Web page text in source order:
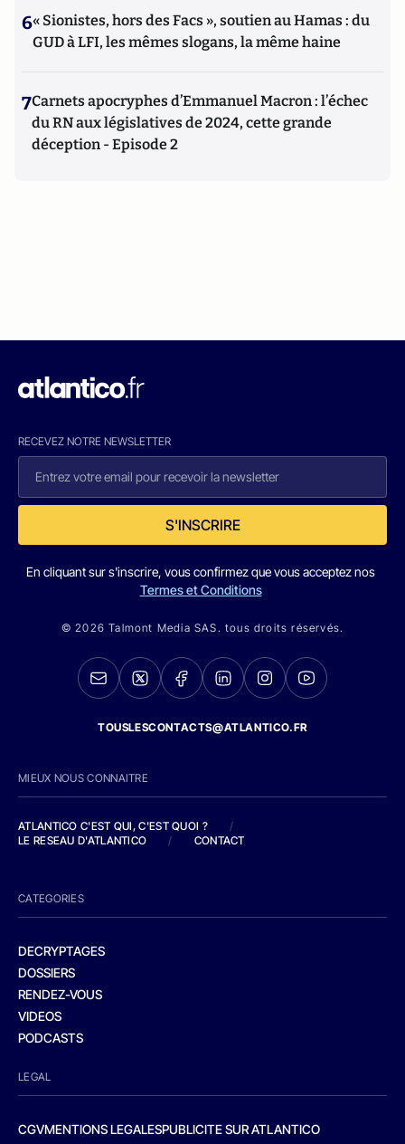
6« Sionistes, hors des Facs », soutien au Hamas : du
GUD à LFI, les mêmes slogans, la même haine
7Carnets apocryphes d’Emmanuel Macron : l’échec
du RN aux législatives de 2024, cette grande
déception - Episode 2
RECEVEZ NOTRE NEWSLETTER
S'INSCRIRE
En cliquant sur s'inscrire, vous confirmez que vous acceptez nos
Termes et Conditions
© 2026 Talmont Media SAS. tous droits réservés.
TOUSLESCONTACTS@ATLANTICO.FR
MIEUX NOUS CONNAITRE
ATLANTICO C'EST QUI, C'EST QUOI ?
/
LE RESEAU D'ATLANTICO
/ CONTACT
CATEGORIES
DECRYPTAGES
DOSSIERS
RENDEZ-VOUS
VIDEOS
PODCASTS
LEGAL
CGVMENTIONS LEGALESPUBLICITE SUR ATLANTICO